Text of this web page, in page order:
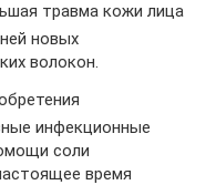
травма кожи лица
новых
волокон.
инфекционные
соли
время